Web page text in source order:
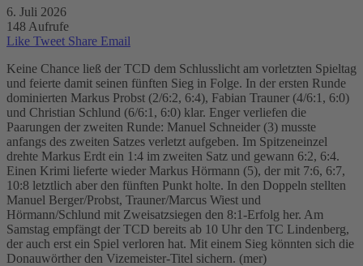
6. Juli 2026
148 Aufrufe
Like Tweet Share Email
Keine Chance ließ der TCD dem Schlusslicht am vorletzten Spieltag
und feierte damit seinen fünften Sieg in Folge. In der ersten Runde
dominierten Markus Probst (2/6:2, 6:4), Fabian Trauner (4/6:1, 6:0)
und Christian Schlund (6/6:1, 6:0) klar. Enger verliefen die
Paarungen der zweiten Runde: Manuel Schneider (3) musste
anfangs des zweiten Satzes verletzt aufgeben. Im Spitzeneinzel
drehte Markus Erdt ein 1:4 im zweiten Satz und gewann 6:2, 6:4.
Einen Krimi lieferte wieder Markus Hörmann (5), der mit 7:6, 6:7,
10:8 letztlich aber den fünften Punkt holte. In den Doppeln stellten
Manuel Berger/Probst, Trauner/Marcus Wiest und
Hörmann/Schlund mit Zweisatzsiegen den 8:1-Erfolg her. Am
Samstag empfängt der TCD bereits ab 10 Uhr den TC Lindenberg,
der auch erst ein Spiel verloren hat. Mit einem Sieg könnten sich die
Donauwörther den Vizemeister-Titel sichern. (mer)